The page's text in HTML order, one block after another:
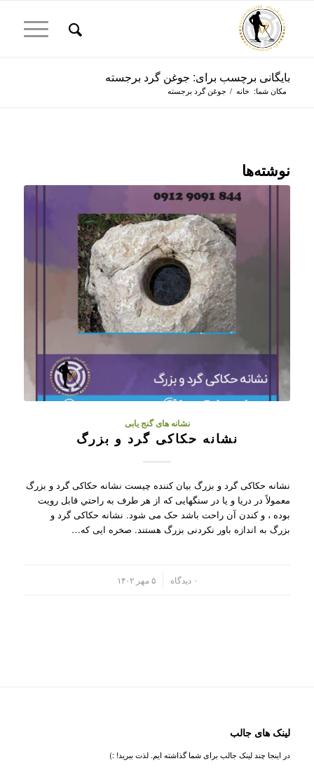
بایگانی برچسب برای: جوغن گرد برجسته
مکان شما: خانه / جوغن گرد برجسته
نوشته‌ها
نشانه های گنج یابی
نشانه حکاکی گرد و بزرگ
نشانه حکاکی گرد و بزرگ بیان کننده چیست نشانه حکاکی گرد و بزرگ
معمولاً در دریا و یا در سنگهایی که از هر طرف به راحتي قابل رويت
بوده ، و کندن آن راحت باشد حک می شود. نشانه حکاکی گرد و
بزرگ به اندازه باور نکردنی بزرگ هستند. صخره ایی که…
۰ دیدگاه ۵ مهر ۱۴۰۲
لینک های جالب
در اینجا چند لینک جالب برای شما گذاشته ایم. لذت ببرید! :)